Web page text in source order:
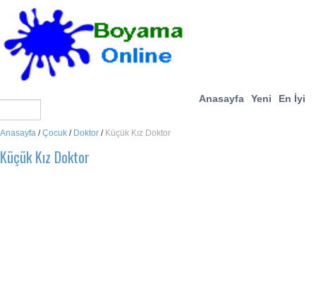
Anasayfa Yeni En İyi
Anasayfa /Çocuk / Doktor / Küçük Kız Doktor
Küçük Kız Doktor